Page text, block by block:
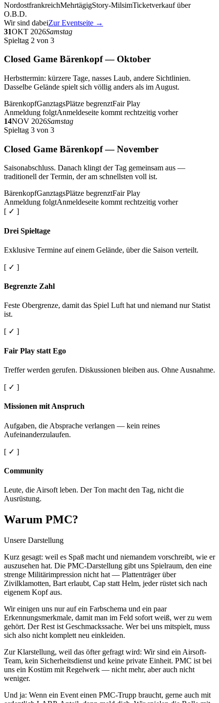
NordostfrankreichMehrtägigStory-MilsimTicketverkauf über
O.B.D.
Wir sind dabeiZur Eventseite →
31OKT 2026Samstag
Spieltag 2 von 3
Closed Game Bärenkopf — Oktober
Herbsttermin: kürzere Tage, nasses Laub, andere Sichtlinien.
Dasselbe Gelände spielt sich völlig anders als im August.
BärenkopfGanztagsPlätze begrenztFair Play
Anmeldung folgtAnmeldeseite kommt rechtzeitig vorher
14NOV 2026Samstag
Spieltag 3 von 3
Closed Game Bärenkopf — November
Saisonabschluss. Danach klingt der Tag gemeinsam aus —
traditionell der Termin, der am schnellsten voll ist.
BärenkopfGanztagsPlätze begrenztFair Play
Anmeldung folgtAnmeldeseite kommt rechtzeitig vorher
[ ✓ ]
Drei Spieltage
Exklusive Termine auf einem Gelände, über die Saison verteilt.
[ ✓ ]
Begrenzte Zahl
Feste Obergrenze, damit das Spiel Luft hat und niemand nur Statist
ist.
[ ✓ ]
Fair Play statt Ego
Treffer werden gerufen. Diskussionen bleiben aus. Ohne Ausnahme.
[ ✓ ]
Missionen mit Anspruch
Aufgaben, die Absprache verlangen — kein reines
Aufeinanderzulaufen.
[ ✓ ]
Community
Leute, die Airsoft leben. Der Ton macht den Tag, nicht die
Ausrüstung.
Warum PMC?
Unsere Darstellung
Kurz gesagt: weil es Spaß macht und niemandem vorschreibt, wie er
auszusehen hat. Die PMC-Darstellung gibt uns Spielraum, den eine
strenge Militärimpression nicht hat — Plattenträger über
Zivilklamotten, Bart erlaubt, Cap statt Helm, jeder rüstet sich nach
eigenem Kopf aus.
Wir einigen uns nur auf ein Farbschema und ein paar
Erkennungsmerkmale, damit man im Feld sofort weiß, wer zu wem
gehört. Der Rest ist Geschmackssache. Wer bei uns mitspielt, muss
sich also nicht komplett neu einkleiden.
Zur Klarstellung, weil das öfter gefragt wird: Wir sind ein Airsoft-
Team, kein Sicherheitsdienst und keine private Einheit. PMC ist bei
uns ein Kostüm mit Regelwerk — nicht mehr, aber auch nicht
weniger.
Und ja: Wenn ein Event einen PMC-Trupp braucht, gerne auch mit